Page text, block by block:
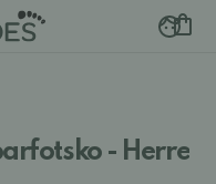
- Herre